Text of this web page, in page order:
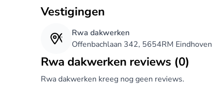
Vestigingen
Rwa dakwerken
Offenbachlaan 342, 5654RM Eindhoven
Rwa dakwerken reviews (0)
Rwa dakwerken kreeg nog geen reviews.